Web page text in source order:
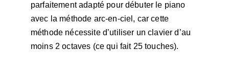
parfaitement adapté pour débuter le piano
avec la méthode arc-en-ciel, car cette
méthode nécessite d’utiliser un clavier d’au
moins 2 octaves (ce qui fait 25 touches).